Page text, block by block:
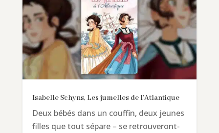
Isabelle Schyns, Les jumelles de l’Atlantique
Deux bébés dans un couffin, deux jeunes
filles que tout sépare – se retrouveront-